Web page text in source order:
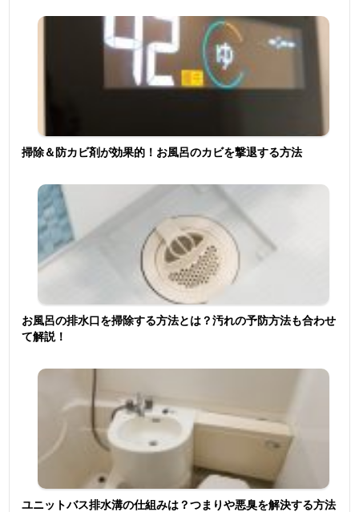
掃除＆防カビ剤が効果的！お風呂のカビを撃退する方法
お風呂の排水口を掃除する方法とは？汚れの予防方法も合わせ
て解説！
ユニットバス排水溝の仕組みは？つまりや悪臭を解決する方法